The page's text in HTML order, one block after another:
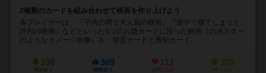
2種類のカードを組み合わせて映画を作り上げよう
各プレイヤーは、『子供の間で大人気の映画』『途中で寝てしまうと
評判の映画』などといった4つのお題カードに沿った映画（のポスター
のようなイメージ画像）を、背景カードと透明カード...
108
興味あり
369
経験あり
111
お気に入り
323
持ってる